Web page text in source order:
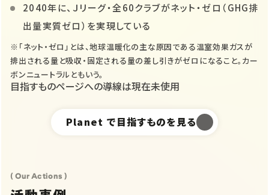
2040年に、Ｊリーグ・全60クラブがネット・ゼロ（GHG排
出量実質ゼロ）を実現している
※「ネット・ゼロ」とは、地球温暖化の主な原因である温室効果ガスが
排出される量と吸収・固定される量の差し引きがゼロになること。カー
ボンニュートラルともいう。
目指すものページへの導線は現在未使用
Planet で目指すものを見る
( Our Actions )